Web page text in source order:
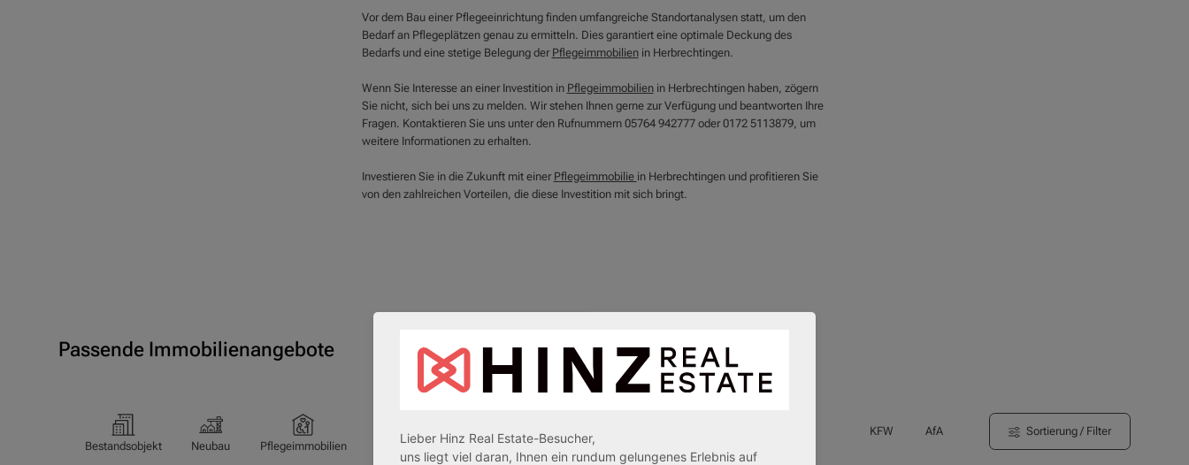
Vor dem Bau einer Pflegeeinrichtung finden umfangreiche Standortanalysen statt, um den
Bedarf an Pflegeplätzen genau zu ermitteln. Dies garantiert eine optimale Deckung des
Bedarfs und eine stetige Belegung der Pflegeimmobilienin Herbrechtingen.
Wenn Sie Interesse an einer Investition in Pflegeimmobilienin Herbrechtingen haben, zögern
Sie nicht, sich bei uns zu melden. Wir stehen Ihnen gerne zur Verfügung und beantworten Ihre
Fragen. Kontaktieren Sie uns unter den Rufnummern 05764 942777 oder 0172 5113879, um
weitere Informationen zu erhalten.
Investieren Sie in die Zukunft mit einer Pflegeimmobilie in Herbrechtingen und profitieren Sie
von den zahlreichen Vorteilen, die diese Investition mit sich bringt.
Passende Immobilienangebote
Bestandsobjekt Neubau Pflegeimmobilien Pflegeapartments Senioren-/Betreutes Wohnen
KFW AfA Sortierung / Filter
Lieber Hinz Real Estate-Besucher,
uns liegt viel daran, Ihnen ein rundum gelungenes Erlebnis auf